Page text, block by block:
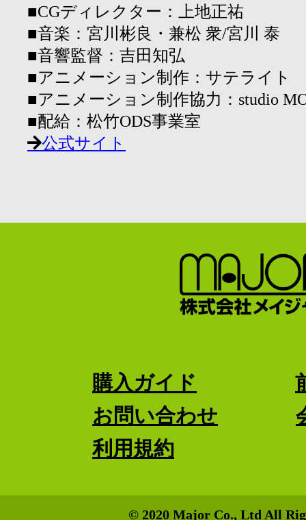
■CGディレクター：上地正祐
■音楽：宮川彬良・兼松 衆/宮川 泰
■音響監督：吉田知弘
■アニメーション制作：サテライト
■アニメーション制作協力：studio
■配給：松竹ODS事業室
公式サイト
購入ガイド
お問い合わせ
利用規約
© 2020 Major Co., Ltd All